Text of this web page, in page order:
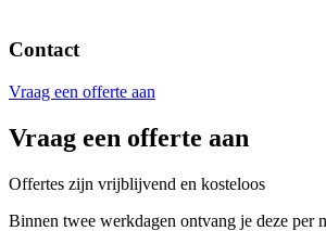
Contact
Vraag een offerte aan
Vraag een offerte aan
Offertes zijn vrijblijvend en kosteloos
Binnen twee werkdagen ontvang je deze per